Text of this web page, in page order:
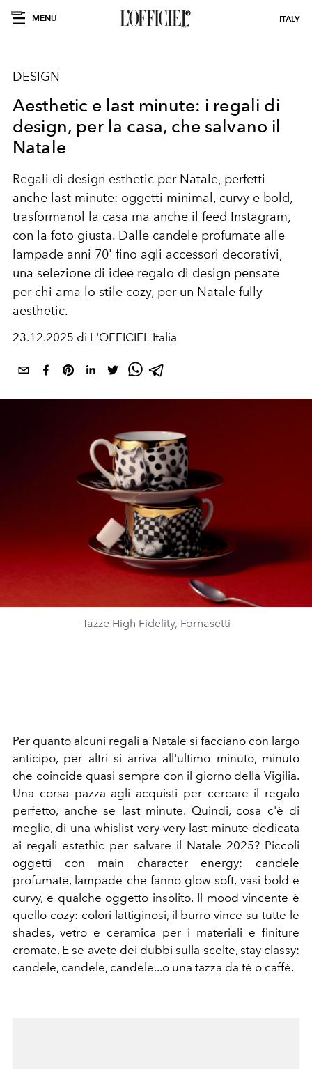
MENU ITALY
DESIGN
Aesthetic e last minute: i regali di
design, per la casa, che salvano il
Natale
Regali di design esthetic per Natale, perfetti
anche last minute: oggetti minimal, curvy e bold,
trasformanol la casa ma anche il feed Instagram,
con la foto giusta. Dalle candele profumate alle
lampade anni 70' fino agli accessori decorativi,
una selezione di idee regalo di design pensate
per chi ama lo stile cozy, per un Natale fully
aesthetic.
23.12.2025 di L'OFFICIEL Italia
Tazze High Fidelity, Fornasetti
Per quanto alcuni regali a Natale si facciano con largo
anticipo, per altri si arriva all'ultimo minuto, minuto
che coincide quasi sempre con il giorno della Vigilia.
Una corsa pazza agli acquisti per cercare il regalo
perfetto, anche se last minute. Quindi, cosa c'è di
meglio, di una whislist very very last minute dedicata
ai regali estethic per salvare il Natale 2025? Piccoli
oggetti con main character energy: candele
profumate, lampade che fanno glow soft, vasi bold e
curvy, e qualche oggetto insolito. Il mood vincente è
quello cozy: colori lattiginosi, il burro vince su tutte le
shades, vetro e ceramica per i materiali e finiture
cromate. E se avete dei dubbi sulla scelte, stay classy:
candele, candele, candele...o una tazza da tè o caffè.